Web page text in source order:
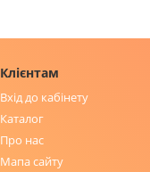
Клієнтам
Вхід до кабінету
Каталог
Про нас
Мапа сайту